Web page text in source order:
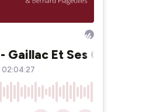
- Gaillac Et Ses
02:04:27